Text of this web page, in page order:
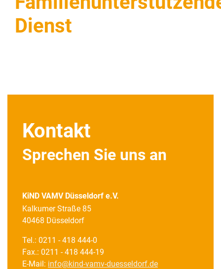
Dienst
Kontakt
Sprechen Sie uns an
KiND VAMV Düsseldorf e.V.
Kalkumer Straße 85
40468 Düsseldorf
Tel.: 0211 - 418 444-0
Fax.: 0211 - 418 444-19
E-Mail: info@kind-vamv-duesseldorf.de